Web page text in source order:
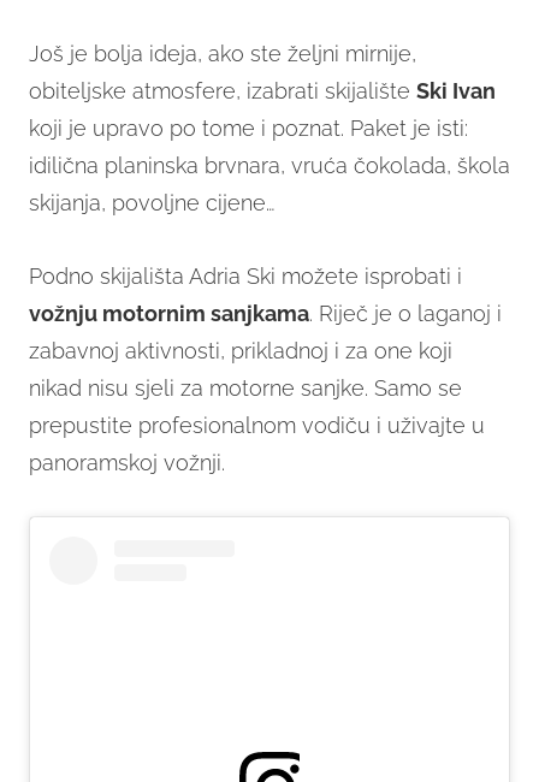
Još je bolja ideja, ako ste željni mirnije,
obiteljske atmosfere, izabrati skijalište Ski Ivan
koji je upravo po tome i poznat. Paket je isti:
idilična planinska brvnara, vruća čokolada, škola
skijanja, povoljne cijene…
Podno skijališta Adria Ski možete isprobati i
vožnju motornim sanjkama. Riječ je o laganoj i
zabavnoj aktivnosti, prikladnoj i za one koji
nikad nisu sjeli za motorne sanjke. Samo se
prepustite profesionalnom vodiču i uživajte u
panoramskoj vožnji.